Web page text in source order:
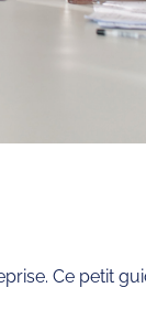
Ce petit